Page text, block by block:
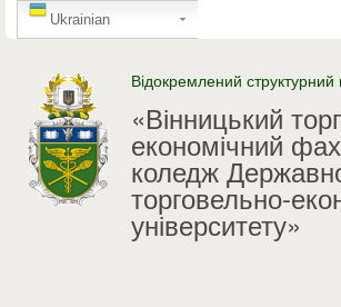
Перейти до основного
GTranslate
Ukrainian
Відокремлений структурний
«Вінницький
економічний
коледж
торговельно-
університету»